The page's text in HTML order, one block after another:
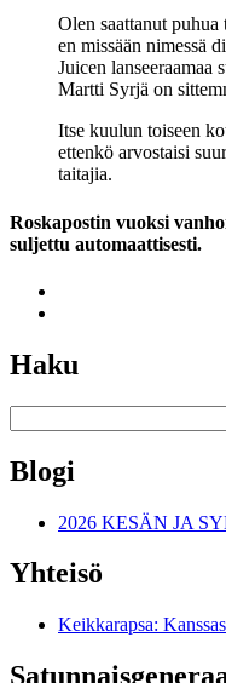
Olen saattanut
en missään nimessä
Juicen
Martti Syrjä on
Itse kuulun toiseen
ettenkö arvostaisi
taitajia.
Roskapostin vuoksi
suljettu automaattisesti.
Haku
Blogi
2026 KESÄN JA
Yhteisö
Keikkarapsa: